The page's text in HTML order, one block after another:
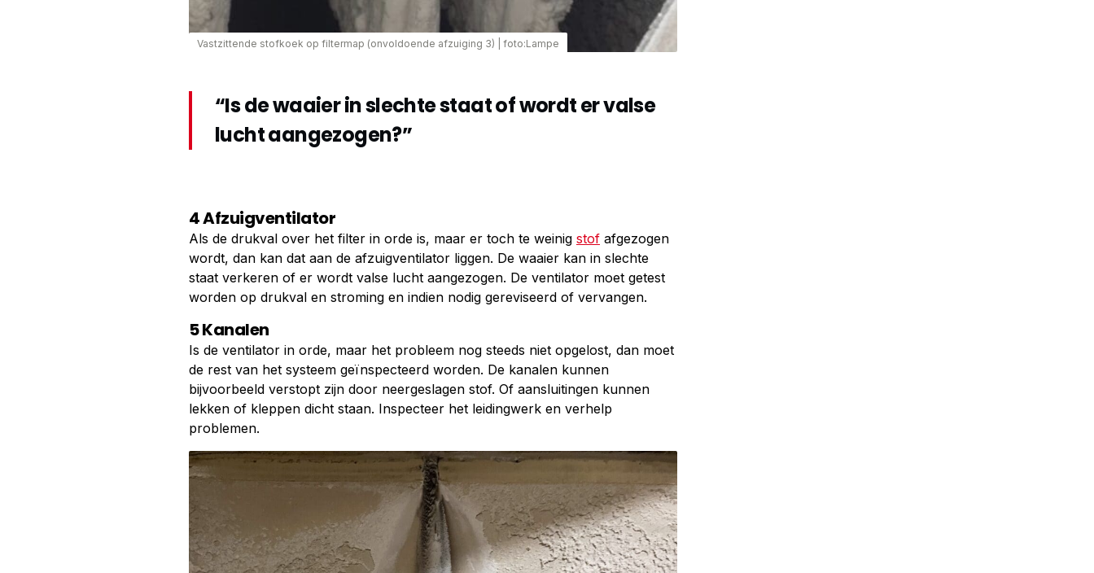
Vastzittende stofkoek op filtermap (onvoldoende afzuiging 3) foto:Lampe
“Is de waaier in slechte staat of wordt er valse
lucht aangezogen?”
4 Afzuigventilator
Als de drukval over het filter in orde is, maar er toch te weinig stof afgezogen
wordt, dan kan dat aan de afzuigventilator liggen. De waaier kan in slechte
staat verkeren of er wordt valse lucht aangezogen. De ventilator moet getest
worden op drukval en stroming en indien nodig gereviseerd of vervangen.
5 Kanalen
Is de ventilator in orde, maar het probleem nog steeds niet opgelost, dan moet
de rest van het systeem geïnspecteerd worden. De kanalen kunnen
bijvoorbeeld verstopt zijn door neergeslagen stof. Of aansluitingen kunnen
lekken of kleppen dicht staan. Inspecteer het leidingwerk en verhelp
problemen.